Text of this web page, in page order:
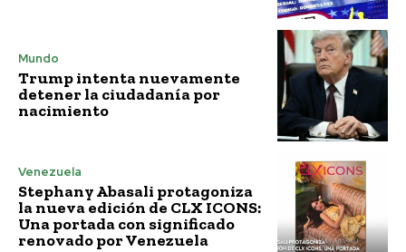
Mundo
Trump intenta nuevamente
detener la ciudadanía por
nacimiento
Venezuela
Stephany Abasali protagoniza
la nueva edición de CLX ICONS:
Una portada con significado
renovado por Venezuela